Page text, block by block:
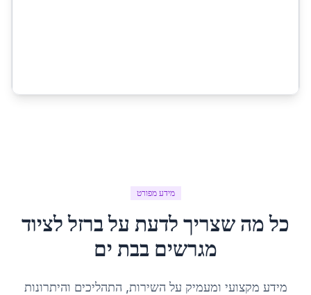
מידע מפורט
כל מה שצריך לדעת עלברזל לציוד
מגרשים בבת ים
מידע מקצועי ומעמיק על השירות, התהליכים והיתרונות